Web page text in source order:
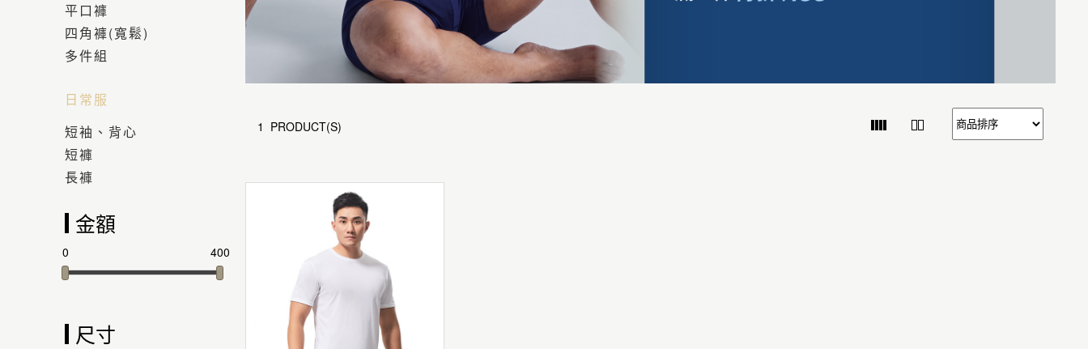
平口褲
四角褲(寬鬆)
多件組
日常服
短袖、背心
短褲
長褲
金額
0 400
尺寸
1 PRODUCT(S)